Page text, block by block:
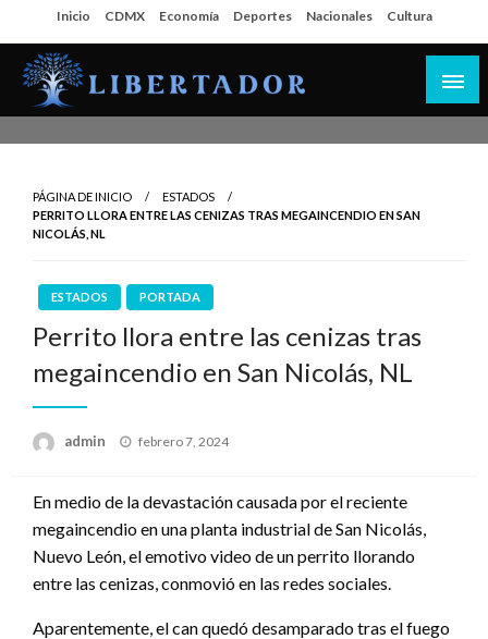
al
contenido
Inicio CDMX Economía Deportes Nacionales Cultura
PÁGINA DE INICIO
ESTADOS
PERRITO LLORA ENTRE LAS CENIZAS TRAS MEGAINCENDIO EN SAN
NICOLÁS, NL
ESTADOS PORTADA
Perrito llora entre las cenizas tras
megaincendio en San Nicolás, NL
admin
Publicado
febrero 7, 2024
En medio de la devastación causada por el reciente
megaincendio en una planta industrial de San Nicolás,
Nuevo León, el emotivo video de un perrito llorando
entre las cenizas, conmovió en las redes sociales.
Aparentemente, el can quedó desamparado tras el fuego